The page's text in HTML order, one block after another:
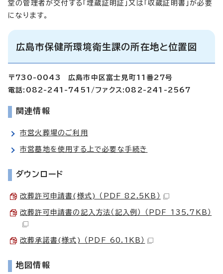
堂の管理者が交付する「埋蔵証明証」又は「収蔵証明書」が必要
になります。
広島市保健所環境衛生課の所在地と位置図
〒730-0043 広島市中区富士見町11番27号
電話:082-241-7451/ファクス:082-241-2567
関連情報
市営火葬場のご利用
市営墓地を使用する上で必要な手続き
ダウンロード
改葬許可申請書(様式) （PDF 82.5KB）
改葬許可申請書の記入方法（記入例） （PDF 135.7KB）
改葬承諾書(様式) （PDF 60.1KB）
地図情報